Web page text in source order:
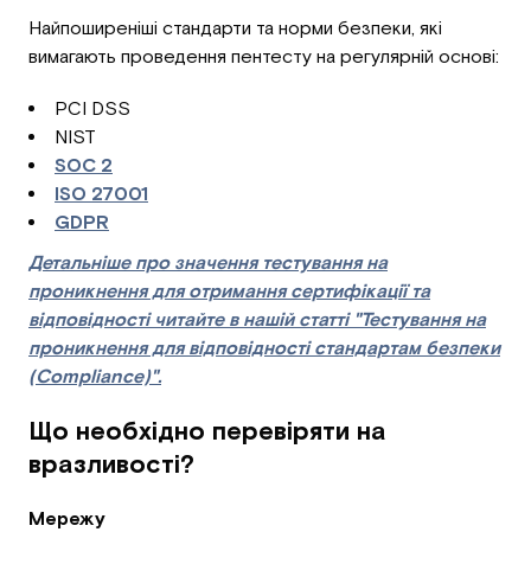
Найпоширеніші стандарти та норми безпеки, які
вимагають проведення пентесту на регулярній основі:
PCI DSS
NIST
SOC 2
ISO 27001
GDPR
Детальніше про значення тестування на
проникнення для отримання сертифікації та
відповідності читайте в нашій статті "Тестування на
проникнення для відповідності стандартам безпеки
(Compliance)".
Що необхідно перевіряти на
вразливості?
Мережу